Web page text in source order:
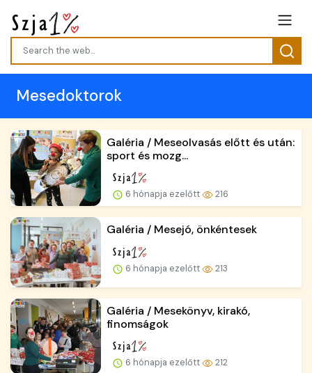
Mesedoktorok
Galéria / Meseolvasás előtt és után:
sport és mozg...
6 hónapja ezelőtt 216
Galéria / Mesejó, önkéntesek
6 hónapja ezelőtt 213
Galéria / Mesekönyv, kirakó,
finomságok
6 hónapja ezelőtt 212